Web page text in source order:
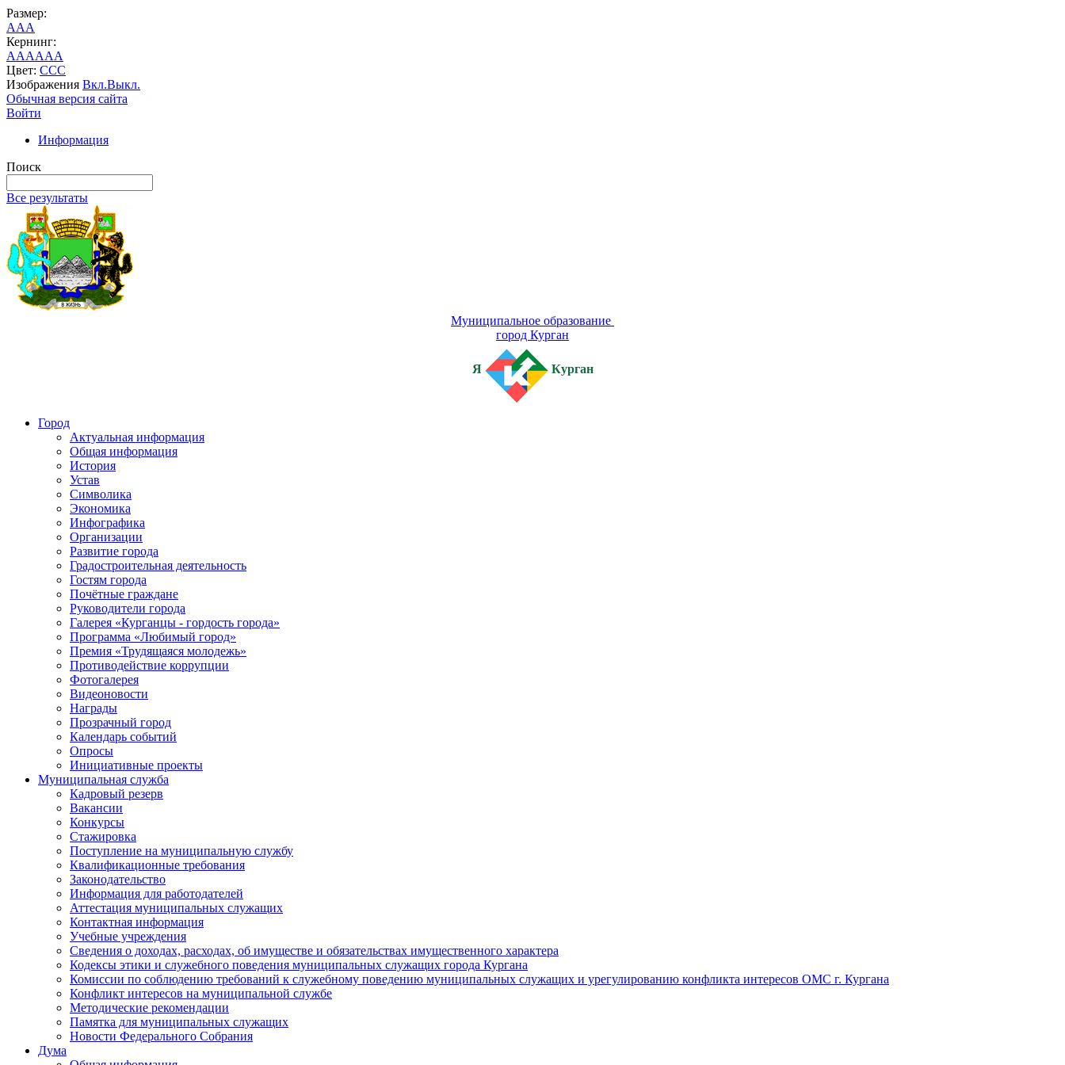
Размер:
AAA
Кернинг:
AAAAAA
Цвет: CCC
Изображения Вкл.Выкл.
Обычная версия сайта
Войти
Информация
Поиск
Все результаты
Муниципальное образование
город Курган
Я Курган
Город
Актуальная информация
Общая информация
История
Устав
Символика
Экономика
Инфографика
Организации
Развитие города
Градостроительная деятельность
Гостям города
Почётные граждане
Руководители города
Галерея «Курганцы - гордость города»
Программа «Любимый город»
Премия «Трудящаяся молодежь»
Противодействие коррупции
Фотогалерея
Видеоновости
Награды
Прозрачный город
Календарь событий
Опросы
Инициативные проекты
Муниципальная служба
Кадровый резерв
Вакансии
Конкурсы
Стажировка
Поступление на муниципальную службу
Квалификационные требования
Законодательство
Информация для работодателей
Аттестация муниципальных служащих
Контактная информация
Учебные учреждения
Сведения о доходах, расходах, об имуществе и обязательствах имущественного характера
Кодексы этики и служебного поведения муниципальных служащих города Кургана
Комиссии по соблюдению требований к служебному поведению муниципальных служащих и урегулированию конфликта интересов ОМС г. Кургана
Конфликт интересов на муниципальной службе
Методические рекомендации
Памятка для муниципальных служащих
Новости Федерального Cобрания
Дума